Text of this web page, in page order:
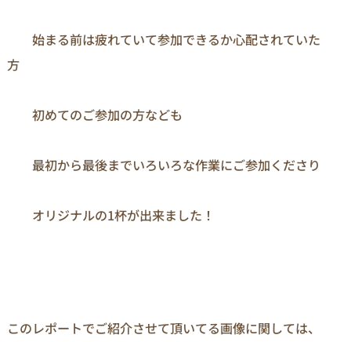
始まる前は疲れていて参加できるか心配されていた
方
初めてのご参加の方なども
最初から最後までいろいろな作業にご参加くださり
オリジナルの1杯が出来ました！
このレポートでご紹介させて頂いてる画像に関しては、